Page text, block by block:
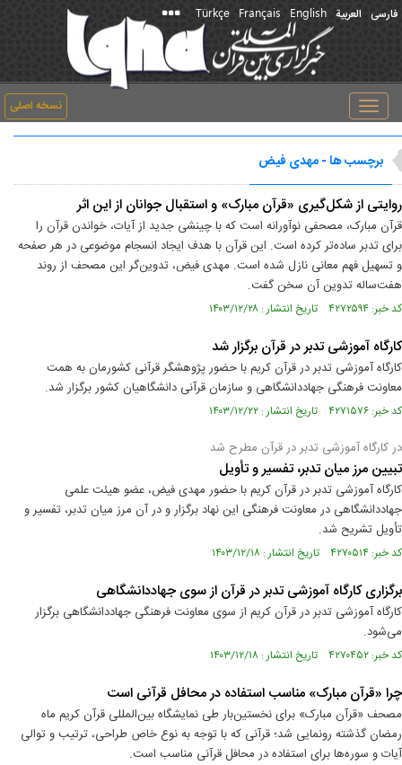
فارسی العربیة English
Français
Türkçe
نسخه اصلی
Toggle
navigation
برچسب ها - مهدی فیض
روایتی از شکل‌گیری «قرآن مبارک» و استقبال جوانان از این اثر
قرآن مبارک، مصحفی نوآورانه است که با چینشی جدید از آیات، خواندن قرآن را
برای تدبر ساده‌تر کرده است. این قرآن با هدف ایجاد انسجام موضوعی در هر صفحه
و تسهیل فهم معانی نازل شده است. مهدی فیض، تدوین‌گر این مصحف از روند
هفت‌ساله تدوین آن سخن گفت.
کد خبر: ۴۲۷۲۵۹۴ تاریخ انتشار : ۱۴۰۳/۱۲/۲۸
کارگاه آموزشی تدبر در قرآن برگزار شد
کارگاه آموزشی تدبر در قرآن کریم با حضور پژوهشگر قرآنی کشورمان به همت
معاونت فرهنگی جهاددانشگاهی و سازمان قرآنی دانشگاهیان کشور برگزار شد.
کد خبر: ۴۲۷۱۵۷۶ تاریخ انتشار : ۱۴۰۳/۱۲/۲۲
در کارگاه آموزشی تدبر در قرآن مطرح شد
تبیین مرز میان تدبر، تفسیر و تأویل
کارگاه آموزشی تدبر در قرآن کریم با حضور مهدی فیض، عضو هیئت علمی
جهاددانشگاهی در معاونت فرهنگی این نهاد برگزار و در آن مرز میان تدبر، تفسیر و
تأویل تشریح شد.
کد خبر: ۴۲۷۰۵۱۴ تاریخ انتشار : ۱۴۰۳/۱۲/۱۸
برگزاری کارگاه آموزشی تدبر در قرآن از سوی جهاددانشگاهی
کارگاه آموزشی تدبر در قرآن کریم از سوی معاونت فرهنگی جهاددانشگاهی برگزار
می‌شود.
کد خبر: ۴۲۷۰۴۵۲ تاریخ انتشار : ۱۴۰۳/۱۲/۱۸
چرا «قرآن مبارک» مناسب استفاده در محافل قرآنی است
مصحف «قرآن مبارک» برای نخستین‌بار طی نمایشگاه بین‌المللی قرآن کریم ماه
رمضان گذشته رونمایی شد؛ قرآنی که با توجه به نوع خاص طراحی، ترتیب و توالی
آیات و سوره‌ها برای استفاده در محافل قرآنی مناسب است.